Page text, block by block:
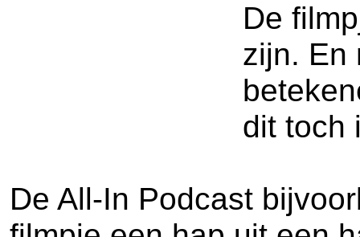
De
zijn. En
dit toch
De All-In Podcast